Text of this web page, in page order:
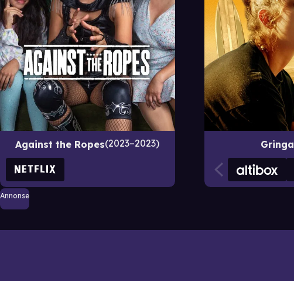
Against the Ropes 2023–2023 Gringa
Annonse